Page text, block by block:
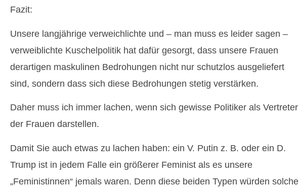
Fazit:
Unsere langjährige verweichlichte und – man muss es leider sagen –
verweiblichte Kuschelpolitik hat dafür gesorgt, dass unsere Frauen
derartigen maskulinen Bedrohungen nicht nur schutzlos ausgeliefert
sind, sondern dass sich diese Bedrohungen stetig verstärken.
Daher muss ich immer lachen, wenn sich gewisse Politiker als Vertreter
der Frauen darstellen.
Damit Sie auch etwas zu lachen haben: ein V. Putin z. B. oder ein D.
Trump ist in jedem Falle ein größerer Feminist als es unsere
„Feministinnen“ jemals waren. Denn diese beiden Typen würden solche